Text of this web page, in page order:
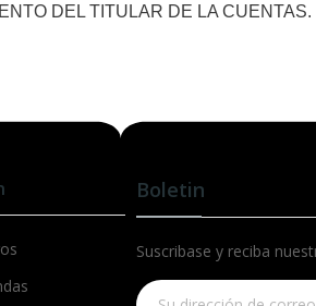
DEL TITULAR DE LA CUENTAS.
Boletin
Suscribase y reciba